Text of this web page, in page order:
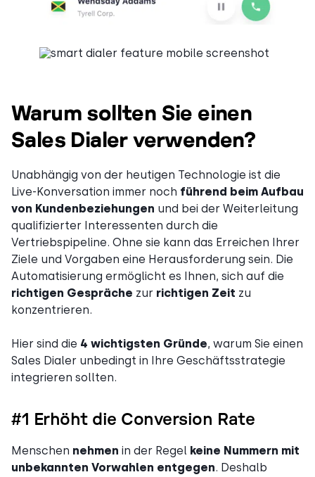
Warum sollten Sie einen
Sales Dialer verwenden?
Unabhängig von der heutigen Technologie ist die
Live-Konversation immer noch führend beim Aufbau
von Kundenbeziehungen und bei der Weiterleitung
qualifizierter Interessenten durch die
Vertriebspipeline. Ohne sie kann das Erreichen Ihrer
Ziele und Vorgaben eine Herausforderung sein. Die
Automatisierung ermöglicht es Ihnen, sich auf die
richtigen Gespräche zur richtigen Zeit zu
konzentrieren.
Hier sind die 4 wichtigsten Gründe, warum Sie einen
Sales Dialer unbedingt in Ihre Geschäftsstrategie
integrieren sollten.
#1 Erhöht die Conversion Rate
Menschen nehmen in der Regel keine Nummern mit
unbekannten Vorwahlen entgegen. Deshalb